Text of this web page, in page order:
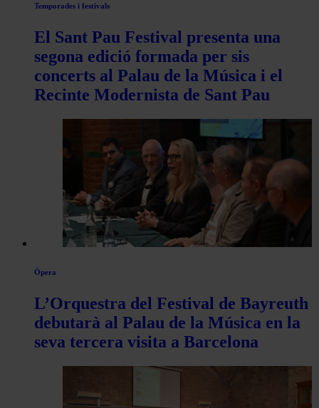
Temporades i festivals
El Sant Pau Festival presenta una
segona edició formada per sis
concerts al Palau de la Música i el
Recinte Modernista de Sant Pau
Òpera
L’Orquestra del Festival de Bayreuth
debutarà al Palau de la Música en la
seva tercera visita a Barcelona